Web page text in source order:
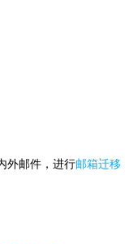
外邮件，进行邮箱迁移